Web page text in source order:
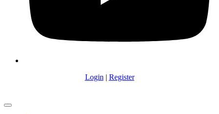
Login | Register